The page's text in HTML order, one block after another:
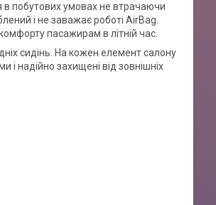
в побутових умовах не втрачаючи
і не заважає роботі AirBag.
пасажирам в літній час.
сидінь. На кожен елемент салону
надійно захищені від зовнішніх